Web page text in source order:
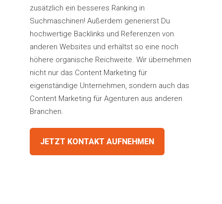
zusätzlich ein besseres Ranking in
Suchmaschinen! Außerdem generierst Du
hochwertige Backlinks und Referenzen von
anderen Websites und erhältst so eine noch
höhere organische Reichweite. Wir übernehmen
nicht nur das Content Marketing für
eigenständige Unternehmen, sondern auch das
Content Marketing für Agenturen aus anderen
Branchen.
JETZT KONTAKT AUFNEHMEN